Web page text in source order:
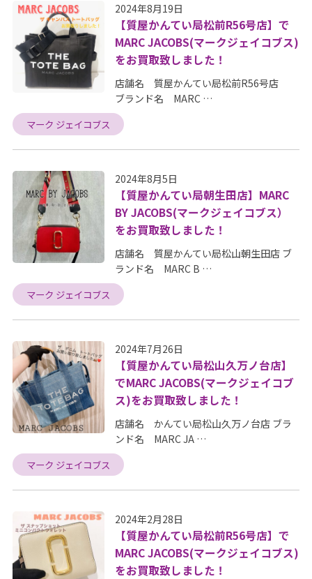
2024年8月19日
【質屋かんてい局松前R56号店】で
MARC JACOBS(マークジェイコブス)
をお買取致しました！
店舗名 質屋かんてい局松前R56号店
ブランド名 MARC …
マーク ジェイコブス
2024年8月5日
【質屋かんてい局朝生田店】MARC
BY JACOBS(マークジェイコブス）
をお買取致しました！
店舗名 質屋かんてい局松山朝生田店 ブ
ランド名 MARC B …
マーク ジェイコブス
2024年7月26日
【質屋かんてい局松山久万ノ台店】
でMARC JACOBS(マークジェイコブ
ス)をお買取致しました！
店舗名 かんてい局松山久万ノ台店 ブラ
ンド名 MARC JA …
マーク ジェイコブス
2024年2月28日
【質屋かんてい局松前R56号店】で
MARC JACOBS(マークジェイコブス)
をお買取致しました！